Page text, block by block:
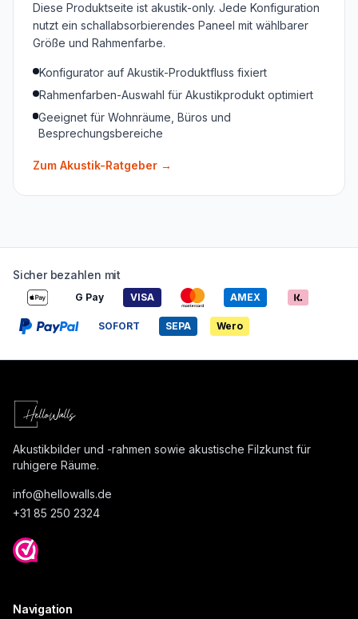
Diese Produktseite ist akustik-only. Jede Konfiguration
nutzt ein schallabsorbierendes Paneel mit wählbarer
Größe und Rahmenfarbe.
Konfigurator auf Akustik-Produktfluss fixiert
Rahmenfarben-Auswahl für Akustikprodukt optimiert
Geeignet für Wohnräume, Büros und
Besprechungsbereiche
Zum Akustik-Ratgeber →
Sicher bezahlen mit
G Pay VISA AMEX
SOFORT SEPA Wero
Akustikbilder und -rahmen sowie akustische Filzkunst für
ruhigere Räume.
info@hellowalls.de
+31 85 250 2324
Navigation